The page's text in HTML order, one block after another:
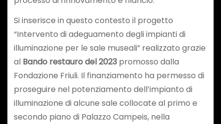
Si inserisce in questo contesto il progetto
“Intervento di adeguamento degli impianti di
illuminazione per le sale museali” realizzato grazie
al Bando restauro del 2023promosso dalla
Fondazione Friuli. Il finanziamento ha permesso di
proseguire nel potenziamento dell’impianto di
illuminazione di alcune sale collocate al primo e
secondo piano di Palazzo Campeis, nella